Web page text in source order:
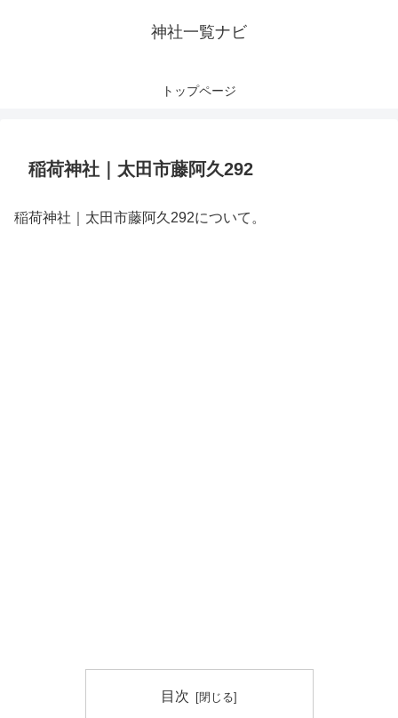
神社一覧ナビ
トップページ
稲荷神社｜太田市藤阿久292
稲荷神社｜太田市藤阿久292について。
目次